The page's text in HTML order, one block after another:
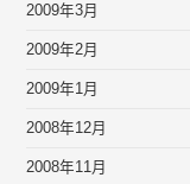
2009年3月
2009年2月
2009年1月
2008年12月
2008年11月